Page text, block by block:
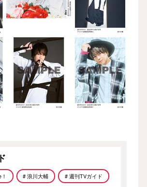
# 浪川大輔 # 週刊TVガイド